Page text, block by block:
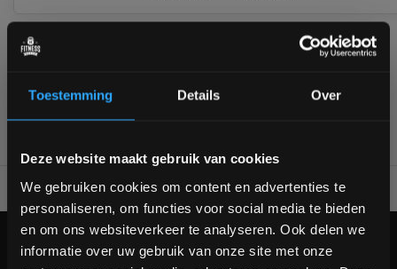
Toestemming Details Over
Deze website maakt gebruik van cookies
We gebruiken cookies om content en advertenties te
personaliseren, om functies voor social media te bieden
en om ons websiteverkeer te analyseren. Ook delen we
informatie over uw gebruik van onze site met onze
Voor 95% direct uit voorraad geleverd Professionele
KLANTENSERVICE
Bam! 5% korting op je volgende
Schrijf je in voor onze nieuwsbrief om op de hoogte te
blijven over onze nieuwe producten, deals en meer
interessante info. Ontvang 5% korting op je eerstvolgende